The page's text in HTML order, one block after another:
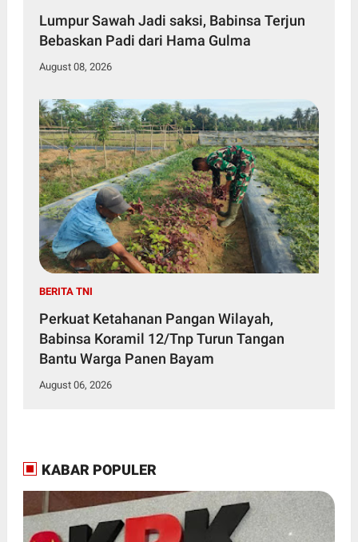
Lumpur Sawah Jadi saksi, Babinsa Terjun
Bebaskan Padi dari Hama Gulma
August 08, 2026
BERITA TNI
Perkuat Ketahanan Pangan Wilayah,
Babinsa Koramil 12/Tnp Turun Tangan
Bantu Warga Panen Bayam
August 06, 2026
KABAR POPULER